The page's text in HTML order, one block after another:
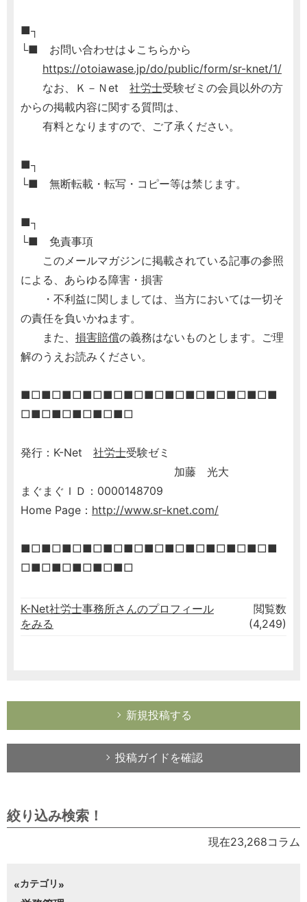
■┐
└■ お問い合わせは↓こちらから
https://otoiawase.jp/do/public/form/sr-knet/1/
なお、Ｋ－Ｎet 社労士受験ゼミの会員以外の方
からの掲載内容に関する質問は、
有料となりますので、ご了承ください。
■┐
└■ 無断転載・転写・コピー等は禁じます。
■┐
└■ 免責事項
このメールマガジンに掲載されている記事の参照
による、あらゆる障害・損害
・不利益に関しましては、当方においては一切そ
の責任を負いかねます。
また、 損害賠償の義務はないものとします。ご理
解のうえお読みください。
■□■□■□■□■□■□■□■□■□■□■□■□■
□■□■□■□■□■□
発行：K-Net 社労士受験ゼミ
加藤 光大
まぐまぐＩＤ：0000148709
Home Page： http://www.sr-knet.com/
■□■□■□■□■□■□■□■□■□■□■□■□■
□■□■□■□■□■□
K-Net社労士事務所さんのプロフィール
をみる
閲覧数
(4,249)
新規投稿する
投稿ガイドを確認
絞り込み検索！
現在23,268コラム
カテゴリ